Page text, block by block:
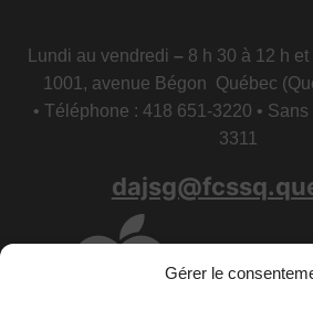
Gérer le
Lundi au vendredi – 8 h 30 à 12 h
1001, avenue Bégon Québec
• Téléphone : 418 651-3220 •
3311